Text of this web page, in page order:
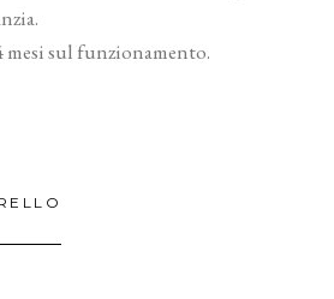
mesi sul funzionamento.